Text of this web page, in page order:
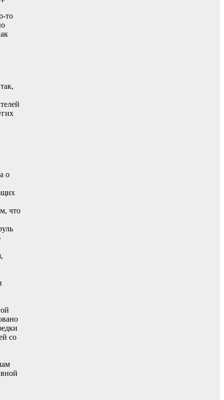
то
о
что
со